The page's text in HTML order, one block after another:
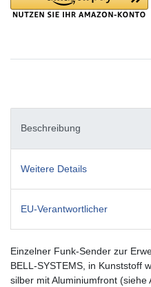
Beschreibung
Weitere Details
EU-Verantwortlicher
Einzelner Funk-Sender zur
BELL-SYSTEMS, in Kunststoff
silber mit Aluminiumfront (siehe